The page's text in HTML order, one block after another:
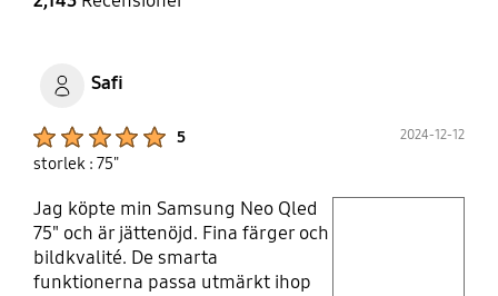
Safi
5 2024-12-12
storlek : 75"
Jag köpte min Samsung Neo Qled
75" och är jättenöjd. Fina färger och
bildkvalité. De smarta
funktionerna passa utmärkt ihop